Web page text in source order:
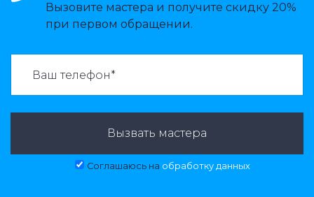
Вызовите мастера и получите скидку 20%
при первом обращении.
Вызвать мастера
Соглашаюсь на обработку данных